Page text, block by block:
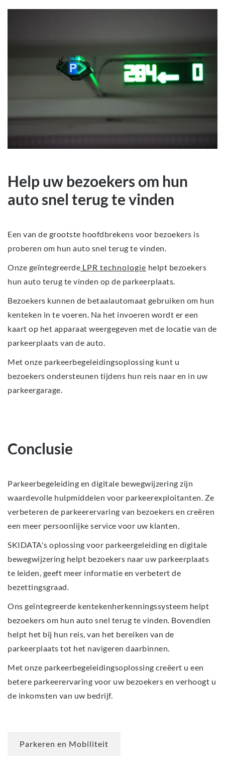
Help uw bezoekers om hun
auto snel terug te vinden
Een van de grootste hoofdbrekens voor bezoekers is
proberen om hun auto snel terug te vinden.
Onze geïntegreerde LPR technologie helpt bezoekers
hun auto terug te vinden op de parkeerplaats.
Bezoekers kunnen de betaalautomaat gebruiken om hun
kenteken in te voeren. Na het invoeren wordt er een
kaart op het apparaat weergegeven met de locatie van de
parkeerplaats van de auto.
Met onze parkeerbegeleidingsoplossing kunt u
bezoekers ondersteunen tijdens hun reis naar en in uw
parkeergarage.
Conclusie
Parkeerbegeleiding en digitale bewegwijzering zijn
waardevolle hulpmiddelen voor parkeerexploitanten. Ze
verbeteren de parkeerervaring van bezoekers en creëren
een meer persoonlijke service voor uw klanten.
SKIDATA's oplossing voor parkeergeleiding en digitale
bewegwijzering helpt bezoekers naar uw parkeerplaats
te leiden, geeft meer informatie en verbetert de
bezettingsgraad.
Ons geïntegreerde kentekenherkenningssysteem helpt
bezoekers om hun auto snel terug te vinden. Bovendien
helpt het bij hun reis, van het bereiken van de
parkeerplaats tot het navigeren daarbinnen.
Met onze parkeerbegeleidingsoplossing creëert u een
betere parkeerervaring voor uw bezoekers en verhoogt u
de inkomsten van uw bedrijf.
Parkeren en Mobiliteit